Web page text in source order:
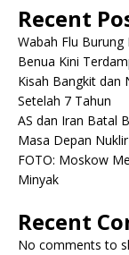
Recent
Wabah Flu Burung
Benua Kini
Kisah Bangkit dan
Setelah 7 Tahun
AS dan Iran Batal
Masa Depan
FOTO: Moskow
Minyak
Recent
No comments to